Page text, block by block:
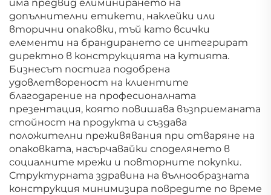
има предвид елиминирането на
допълнителни етикети, наклейки или
вторични опаковки, тъй като всички
елементи на брандирането се интегрират
директно в конструкцията на кутията.
Бизнесът постига подобрена
удовлетвореност на клиентите
благодарение на професионалната
презентация, която повишава възприеманата
стойност на продукта и създава
положителни преживявания при отваряне на
опаковката, насърчавайки споделянето в
социалните мрежи и повторните покупки.
Структурната здравина на вълнообразната
конструкция минимизира повредите по време